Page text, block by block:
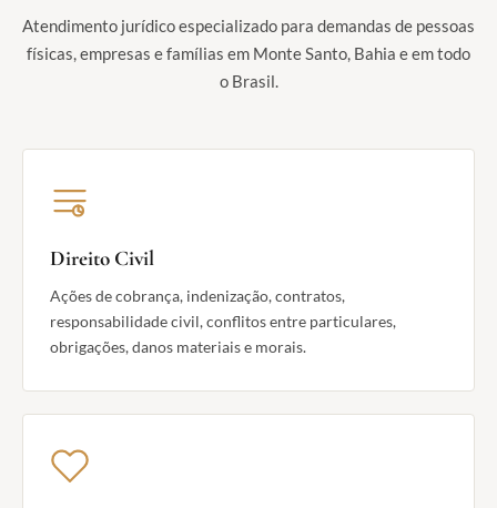
Atendimento jurídico especializado para demandas de pessoas
físicas, empresas e famílias em Monte Santo, Bahia e em todo
o Brasil.
Direito Civil
Ações de cobrança, indenização, contratos,
responsabilidade civil, conflitos entre particulares,
obrigações, danos materiais e morais.